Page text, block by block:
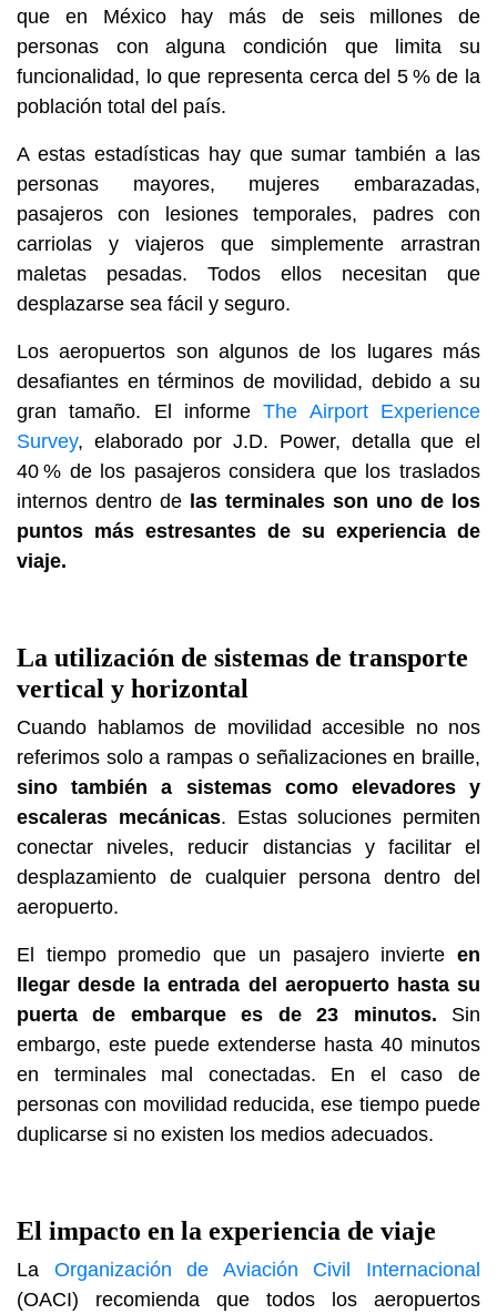
que en México hay más de seis millones de
personas con alguna condición que limita su
funcionalidad, lo que representa cerca del 5 % de la
población total del país.
A estas estadísticas hay que sumar también a las
personas mayores, mujeres embarazadas,
pasajeros con lesiones temporales, padres con
carriolas y viajeros que simplemente arrastran
maletas pesadas. Todos ellos necesitan que
desplazarse sea fácil y seguro.
Los aeropuertos son algunos de los lugares más
desafiantes en términos de movilidad, debido a su
gran tamaño. El informeThe Airport Experience
Survey, elaborado por J.D. Power, detalla que el
40 % de los pasajeros considera que los traslados
internos dentro de las terminales son uno de los
puntos más estresantes de su experiencia de
viaje.
La utilización de sistemas de transporte
vertical y horizontal
Cuando hablamos de movilidad accesible no nos
referimos solo a rampas o señalizaciones en braille,
sino también a sistemas como elevadores y
escaleras mecánicas. Estas soluciones permiten
conectar niveles, reducir distancias y facilitar el
desplazamiento de cualquier persona dentro del
aeropuerto.
El tiempo promedio que un pasajero invierte en
llegar desde la entrada del aeropuerto hasta su
puerta de embarque es de 23 minutos. Sin
embargo, este puede extenderse hasta 40 minutos
en terminales mal conectadas. En el caso de
personas con movilidad reducida, ese tiempo puede
duplicarse si no existen los medios adecuados.
El impacto en la experiencia de viaje
La Organización de Aviación Civil Internacional
(OACI) recomienda que todos los aeropuertos